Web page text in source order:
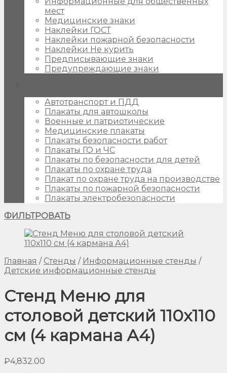
мест
Медицинские знаки
Наклейки ГОСТ
Наклейки пожарной безопасности
Наклейки Не курить
Предписывающие знаки
Предупреждающие знаки
Автотранспорт и ПДД
Плакаты для автошколы
Военные и патриотические
Медицинские плакаты
Плакаты безопасности работ
Плакаты ГО и ЧС
Плакаты по безопасности для детей
Плакаты по охране труда
Плакат по охране труда на производстве
Плакаты по пожарной безопасности
Плакаты электробезопасности
ФИЛЬТРОВАТЬ
Главная / Стенды / Информационные стенды /
Детские информационные стенды
Стенд Меню для
столовой детский 110х110
см (4 кармана А4)
₽4,832.00